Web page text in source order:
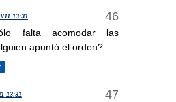
11 13:31
falta acomodar las
apuntó el orden?
13:31